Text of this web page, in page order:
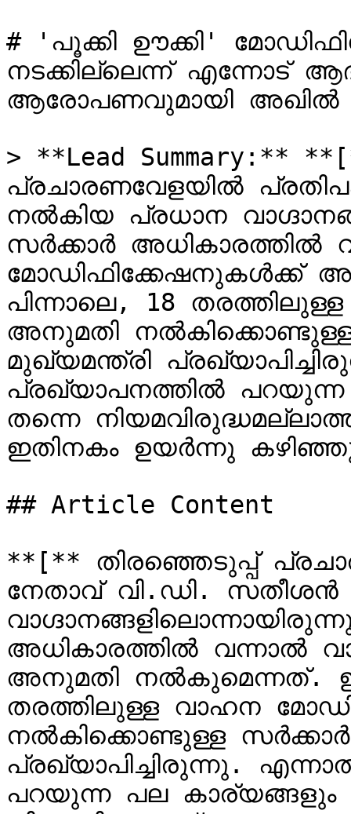
# 'പൂക്കി ഊക്കി'
നടക്കില്ലെന്ന് എന്നോട്
ആരോപണവുമായി അഖില്‍
> **Lead Summary:**
പ്രചാരണവേളയിൽ
നൽകിയ പ്രധാന
സർക്കാർ അധികാരത്തിൽ
മോഡിഫിക്കേഷനുകൾക്ക്
പിന്നാലെ, 18
അനുമതി നൽകിക്കൊണ്ടുള്ള
മുഖ്യമന്ത്രി
പ്രഖ്യാപനത്തിൽ
തന്നെ
ഇതിനകം ഉയർന്നു
## Article Content
**[** തിരഞ്ഞെടുപ്പ്
നേതാവ് വി.ഡി.
അധികാരത്തിൽ വന്നാൽ
അനുമതി നൽകുമെന്നത്.
തരത്തിലുള്ള വാഹന
നൽകിക്കൊണ്ടുള്ള
പ്രഖ്യാപിച്ചിരുന്നു.
പറയുന്ന പല കാര്യങ്ങളും